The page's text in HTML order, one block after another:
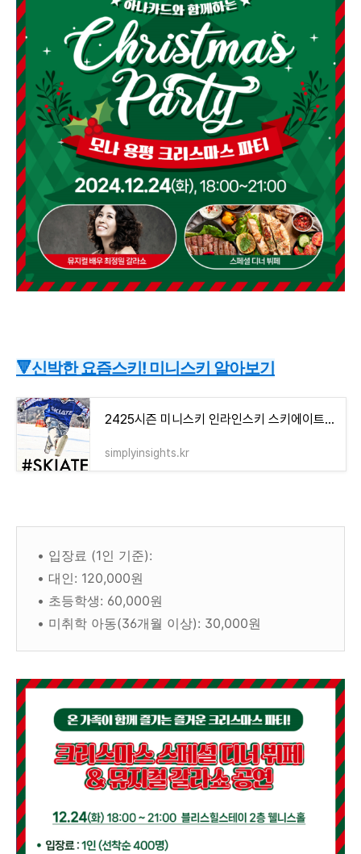
🔻신박한 요즘스키! 미니스키 알아보기
2425시즌 미니스키 인라인스키 스키에이트 렌탈 강습 추천스키장
simplyinsights.kr
• 입장료 (1인 기준):
• 대인: 120,000원
• 초등학생: 60,000원
• 미취학 아동(36개월 이상): 30,000원